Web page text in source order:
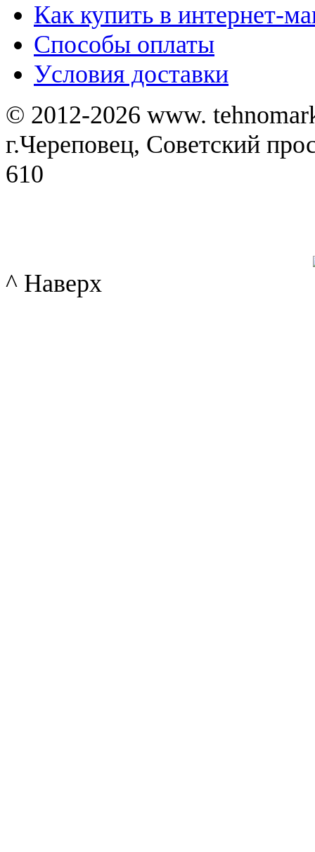
Как купить в интернет-
Способы оплаты
Уcловия доставки
© 2012-2026 www.
г.Череповец, Советский
610
^ Наверх